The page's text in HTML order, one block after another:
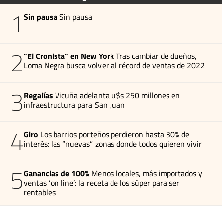
1 Sin pausaSin pausa
2"El Cronista" en New YorkTras cambiar de dueños,
Loma Negra busca volver al récord de ventas de 2022
3Regalías Vicuña adelanta u$s 250 millones en
infraestructura para San Juan
4Giro Los barrios porteños perdieron hasta 30% de
interés: las “nuevas” zonas donde todos quieren vivir
5Ganancias de 100% Menos locales, más importados y
ventas ‘on line’: la receta de los súper para ser
rentables